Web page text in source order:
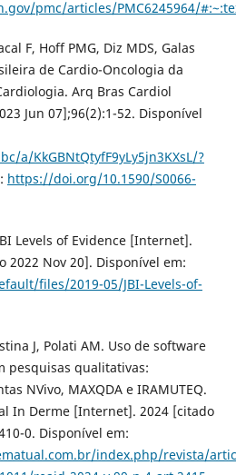
pmc/articles/PMC6245964/
F, Hoff PMG, Diz MDS, Galas
de Cardio-Oncologia da
Arq Bras Cardiol
Jun 07];96(2):1-52. Disponível
a/KkGBNtQtyfF9yLy5jn3KXsL/?
https://doi.org/10.1590/S0066-
Levels of Evidence [Internet].
2022 Nov 20]. Disponível em:
files/2019-05/JBI-Levels-of-
J, Polati AM. Uso de software
pesquisas qualitativas:
NVivo, MAXQDA e IRAMUTEQ.
In Derme [Internet]. 2024 [citado
0. Disponível em:
index.php/revista/